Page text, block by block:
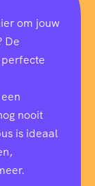
om jouw
De
perfecte
nooit
is ideaal